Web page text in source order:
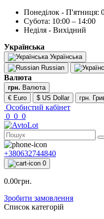
Понеділок - П'ятниця:
Субота: 10:00 – 14:00
Неділя - Вихідний
Українська
Українська
Russian
Валюта
грн. Валюта
€ Euro
$ US Dollar грн.
Особистий кабінет
0 0 0
+380632744840
0
0.00грн.
Зробити замовлення
Список категорій